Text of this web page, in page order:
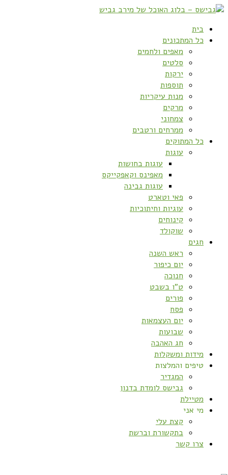
בית
כל המתכונים
מאפים ולחמים
סלטים
ירקות
תוספות
מנות עיקריות
מרקים
צמחוני
ממרחים ורטבים
כל המתוקים
עוגות
עוגות בחושות
מאפינס וקאפקייקס
עוגות גבינה
פאי וטארט
עוגיות וחיתוכיות
קינוחים
שוקולד
חגים
ראש השנה
יום כיפור
חנוכה
ט”ו בשבט
פורים
פסח
יום העצמאות
שבועות
חג האהבה
מידות ומשקלות
טיפים והמלצות
המגדיר
גבישס לומדת בדנון
מטיילת
מי אני
קצת עלי
בתקשורת וברשת
צרו קשר